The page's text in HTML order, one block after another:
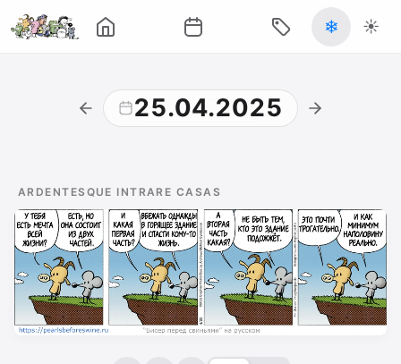
❄ ☀️
25.04.2025
ARDENTESQUE INTRARE CASAS